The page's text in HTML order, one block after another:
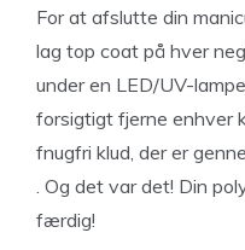
For at afslutte din
lag top coat på hver
under en LED/UV-
forsigtigt fjerne enhver
fnugfri klud, der er
. Og det var det! Din
færdig!